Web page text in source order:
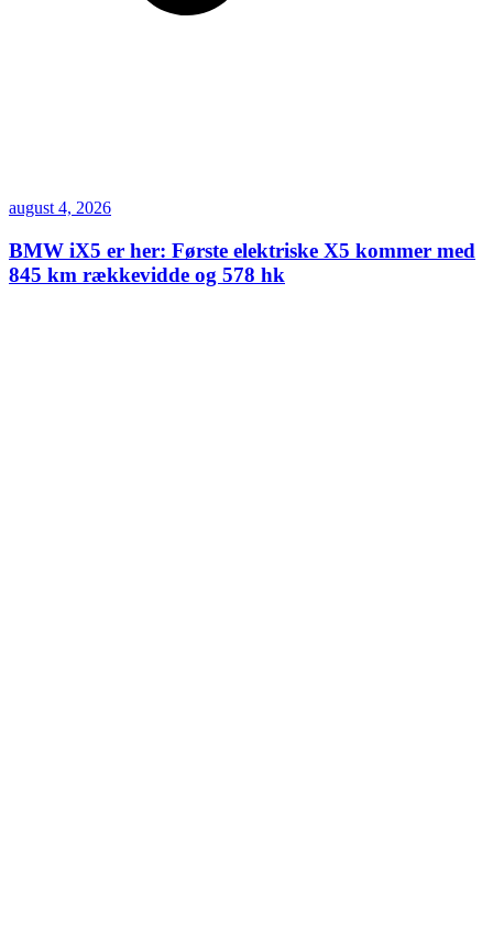
august 4, 2026
BMW iX5 er her: Første elektriske X5 kommer med
845 km rækkevidde og 578 hk